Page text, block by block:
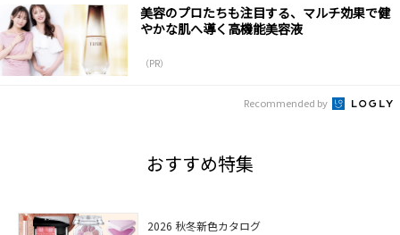
美容のプロたちも注目する、マルチ効果で健
やかな肌へ導く高機能美容液
（PR）
Recommended by
おすすめ特集
2026 秋冬新色カタログ